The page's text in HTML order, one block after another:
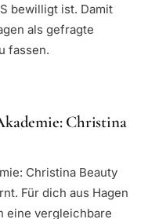
bewilligt ist. Damit
als gefragte
fassen.
Christina
Christina Beauty
Für dich aus Hagen
eine vergleichbare